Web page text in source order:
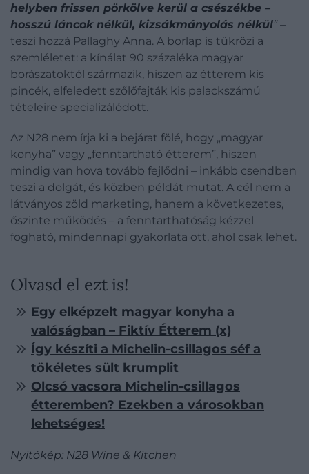
helyben frissen pörkölve kerül a csészékbe –
hosszú láncok nélkül, kizsákmányolás nélkül”–
teszi hozzá Pallaghy Anna. A borlap is tükrözi a
szemléletet: a kínálat 90 százaléka magyar
borászatoktól származik, hiszen az étterem kis
pincék, elfeledett szőlőfajták kis palackszámú
tételeire specializálódott.
Az N28 nem írja ki a bejárat fölé, hogy „magyar
konyha” vagy „fenntartható étterem”, hiszen
mindig van hova tovább fejlődni – inkább csendben
teszi a dolgát, és közben példát mutat. A cél nem a
látványos zöld marketing, hanem a következetes,
őszinte működés – a fenntarthatóság kézzel
fogható, mindennapi gyakorlata ott, ahol csak lehet.
Olvasd el ezt is!
Egy elképzelt magyar konyha a
valóságban – Fiktív Étterem (x)
Így készíti a Michelin-csillagos séf a
tökéletes sült krumplit
Olcsó vacsora Michelin-csillagos
étteremben? Ezekben a városokban
lehetséges!
Nyitókép: N28 Wine & Kitchen